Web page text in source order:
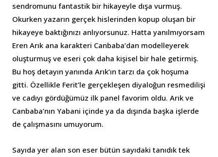
sendromunu fantastik bir hikayeyle dışa vurmuş.
Okurken yazarın gerçek hislerinden kopup oluşan bir
hikayeye baktığınızı anlıyorsunuz. Hatta yanılmıyorsam
Eren Arık ana karakteri Canbaba’dan modelleyerek
oluşturmuş ve eseri çok daha kişisel bir hale getirmiş.
Bu hoş detayın yanında Arık’ın tarzı da çok hoşuma
gitti. Özellikle Ferit’le gerçekleşen diyaloğun resmedilişi
ve cadıyı gördüğümüz ilk panel favorim oldu. Arık ve
Canbaba’nın Yabani içinde ya da dışında başka işlerde
de çalışmasını umuyorum.
Sayıda yer alan son eser bütün sayıdaki tanıdık tek